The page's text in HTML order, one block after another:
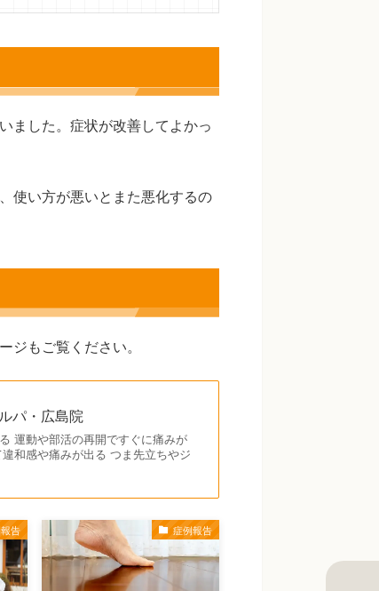
ました。症状が改善してよかっ
使い方が悪いとまた悪化するの
もご覧ください。
パ・広島院
運動や部活の再開ですぐに痛みが
和感や痛みが出る つま先立ちやジ
告 症例報告